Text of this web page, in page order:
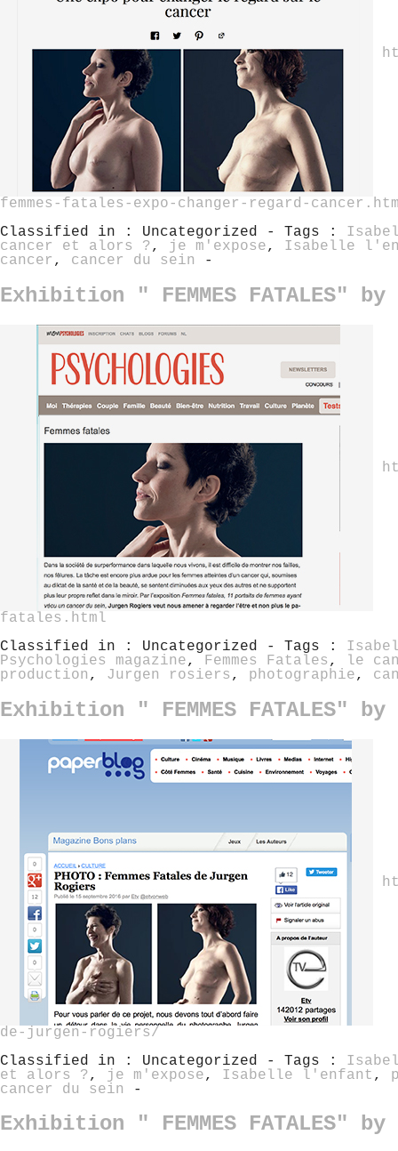
femmes-fatales-expo-changer-regard-
Classified in : Uncategorized - Tags :
cancer et alors ?, je m'expose, Isabelle
cancer , cancer du sein -
Exhibition " FEMMES FATALES"
fatales.html
Classified in : Uncategorized - Tags :
Psychologies magazine, Femmes Fatales ,
le
production , Jurgen rosiers , photographie,
Exhibition " FEMMES FATALES"
de-jurgen-rogiers/
Classified in : Uncategorized - Tags :
et alors ?, je m'expose, Isabelle l'enfant ,
cancer du sein
-
Exhibition " FEMMES FATALES"